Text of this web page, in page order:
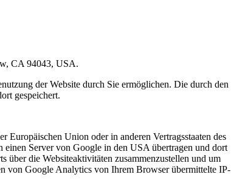
CA 94043, USA.
der Website durch Sie ermöglichen. Die durch den
gespeichert.
Union oder in anderen Vertragsstaaten des
Server von Google in den USA übertragen und dort
über die Websiteaktivitäten zusammenzustellen und um
von Google Analytics von Ihrem Browser übermittelte IP-